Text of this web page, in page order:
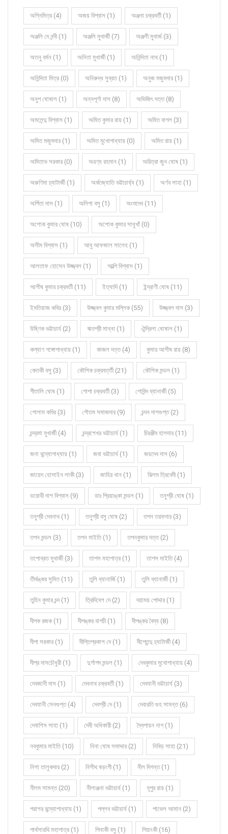
অগ্নিমিত্র (4) অজয় বিশ্বাস (1) অঞ্জনা চক্রবর্তী (1)
অঞ্জলি দে নন্দী (1) অঞ্জলি মুখার্জী (7) অঞ্জলী মুখার্জ (3)
অতনু বর্মন (1) অনিতা মুখার্জী (1) অনিন্দিতা নাথ (1)
অনিন্দিতা মিত্র (0) অনিরুদ্ধ সুব্রত (1) অনুজ মজুমদার (1)
অনুপ ঘোষাল (1) অন্নপূর্ণা দাস (8) অভিজিৎ দত্ত (8)
অমলেন্দু বিশ্বাস (1) অমিত কুমার রায় (1) অমিত বাগল (3)
অমিত মজুমদার (1) অমিত মুখোপাধ্যায় (0) অমিত রায় (1)
অমিতাভ সরকার (0) অরণ্য রহমান (1) অরিত্রা জুন ঘোষ (1)
অরুণিমা চ্যাটার্জী (1) অর্কজ্যোতি ভট্টাচার্য্য (1) অর্ণব সাহা (1)
অর্পিতা দাস (1) অলিপা বসু (1) অংশুদেব (11)
অশোক কুমার ঘোষ (10) অশোক কুমার সাধুখাঁ (0)
অসীম বিশ্বাস (1) আবু আফজাল সালেহ (1)
আলতাফ হোসেন উজ্জ্বল (1) আল্পি বিশ্বাস (1)
আশীষ কুমার চক্রবর্তী (11) ইত্যাদি (1) ইন্দ্রাণী ঘোষ (11)
ইমতিয়াজ কবির (3) উজ্জ্বল কুমার মল্লিক (55) উজ্জ্বল দাস (3)
উষ্ণিক ভট্টাচার্য (2) ঋতশ্রী মান্না (1) ঐন্দ্রিলা ঘোষাল (1)
কল্যাণ গঙ্গোপাধ্যায় (1) কাজল দত্ত (4) কুমার আশীষ রায় (8)
কেতকী বসু (3) কৌশিক চক্রবর্ত্তী (21) কৌশিক মন্ডল (1)
গীতালি ঘোষ (1) গোপা চক্রবর্তী (3) গোবিন্দ ব্যানার্জী (5)
গোলাম কবির (3) গৌতম সমাজদার (9) চন্দন দাশগুপ্ত (2)
চন্দ্রমা মুখার্জী (4) চন্দ্রশেখর ভট্টাচার্য (1) চিরঞ্জীব হালদার (11)
জনা বন্দ্যোপাধ্যায় (1) জবা ভট্টাচার্য (1) জয়দেব দাস (6)
জায়েদ হোসাইন লাকী (3) জাহির খান (1) ঝিলম ত্রিবেদী (1)
ডরোথী দাশ বিশ্বাস (9) ডাঃ প্রিয়াঙ্কা মন্ডল (1) তনুশ্রী ঘোষ (1)
তনুশ্রী দেবনাথ (1) তনুশ্রী বসু ঘোষ (2) তপন তরফদার (3)
তপন মন্ডল (3) তপন মাইতি (1) তপনকুমার দত্ত (2)
তপোব্রত মুখার্জী (3) তাপস মহাপাত্র (1) তাপস মাইতি (4)
তীর্থঙ্কর সুমিত (11) তুলি ব্যানার্জি (1) তুলি ব্যানার্জী (1)
তুহিন কুমার চন্দ (1) ত্রিদিবেশ দে (2) দয়াময় পোদ্দার (1)
দীপক রজক (1) দীপঙ্কর বাগচী (1) দীপঙ্কর বৈদ্য (8)
দীপা সরকার (1) দীপ্তিপ্রকাশ দে (1) দীপ্তেন্দু চ্যাটার্জী (4)
দীপ্র দাসচৌধুরী (1) দুর্গাপদ মন্ডল (1) দেবকুমার মুখোপাধ্যায় (4)
দেবজানী দাস (1) দেবনাথ চক্রবর্তী (1) দেবযানী ভট্টাচার্য (3)
দেবযানী সেনগুপ্ত (4) দেবশ্রী দে (1) দেবারতি গুহ সামন্ত (6)
দেবাশিস সাহা (1) দেবী অধিকারী (2) দ্বৈপায়ন নাগ (1)
নবকুমার মাইতি (10) নিনা ঘোষ সমাদ্দার (2) নিবিড় সাহা (21)
নিশা তালুকদার (2) নিশীথ ষড়ংগী (1) নীল দিগন্ত (1)
নীলম সামন্ত (20) নীলাঞ্জনা ভট্টাচার্য (1) নূপুর রায় (1)
পরাশর বন্দ্যোপাধ্যায় (1) পল্লব ভট্টাচার্য (1) পাভেল আমান (2)
পার্থসারথি মহাপাত্র (1) পিনাকী বসু (1) পিয়াংকী (16)